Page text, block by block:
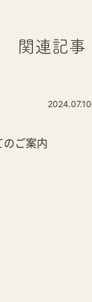
関連記事
2024.07.10
のご案内